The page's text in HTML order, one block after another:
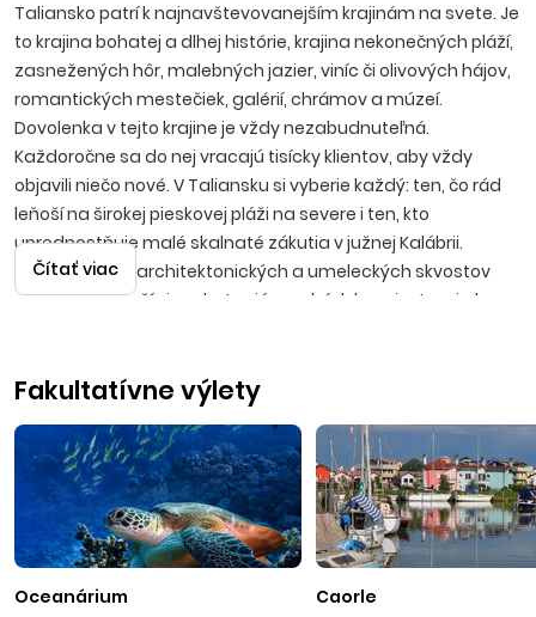
Taliansko patrí k najnavštevovanejším krajinám na svete. Je
to krajina bohatej a dlhej histórie, krajina nekonečných pláží,
zasnežených hôr, malebných jazier, viníc či olivových hájov,
romantických mestečiek, galérií, chrámov a múzeí.
Dovolenka v tejto krajine je vždy nezabudnuteľná.
Každoročne sa do nej vracajú tisícky klientov, aby vždy
objavili niečo nové. V Taliansku si vyberie každý: ten, čo rád
leňoší na širokej pieskovej pláži na severe i ten, kto
uprednostňuje malé skalnaté zákutia v južnej Kalábrii.
Obdivovatelia architektonických a umeleckých skvostov
minulých storočí si vychutnajú prechádzku miestami ako
temperamentní hostitelia.
Iba 600 km od hraníc Slovenska sa nachádzajú najbližšie
piesočnaté pláže severného Jadranu. Táto časť talianskeho
pobrežia, nachádzajúca sa v regiónoch Friuli Venezia Giulia
a Veneto, je známa predovšetkým svojimi rozsiahlymi
piesočnatými plážami s mierne klesajúcim dnom, čo
oceňujú najmä rodiny s deťmi. Všetky strediská majú veľmi
Čítať viac
Fakultatívne výlety
Oceanárium Caorle